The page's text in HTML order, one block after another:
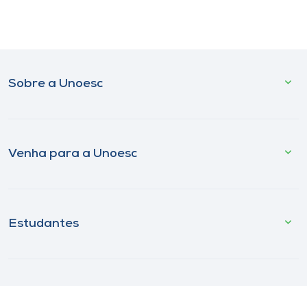
Sobre a Unoesc
Venha para a Unoesc
Estudantes